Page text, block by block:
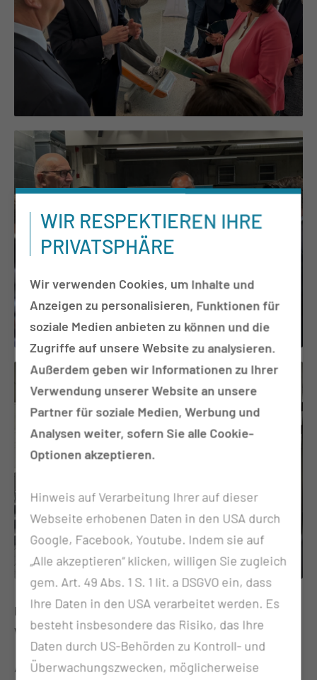
Die Lausitz stand heute erneut im Fokus von
Wissenschaft, Forschung und Zukunftsmedizin:
Auf Einladung von Brandenburgs Ministerpräsident
WIR RESPEKTIEREN IHRE
PRIVATSPHÄRE
Wir verwenden Cookies, um Inhalte und
Anzeigen zu personalisieren, Funktionen für
soziale Medien anbieten zu können und die
Zugriffe auf unsere Website zu analysieren.
Außerdem geben wir Informationen zu Ihrer
Verwendung unserer Website an unsere
Partner für soziale Medien, Werbung und
Analysen weiter, sofern Sie alle Cookie-
Optionen akzeptieren.
Hinweis auf Verarbeitung Ihrer auf dieser
Webseite erhobenen Daten in den USA durch
Google, Facebook, Youtube. Indem sie auf
„Alle akzeptieren“ klicken, willigen Sie zugleich
gem. Art. 49 Abs. 1 S. 1 lit. a DSGVO ein, dass
Ihre Daten in den USA verarbeitet werden. Es
besteht insbesondere das Risiko, das Ihre
Daten durch US-Behörden zu Kontroll- und
Überwachungszwecken, möglicherweise